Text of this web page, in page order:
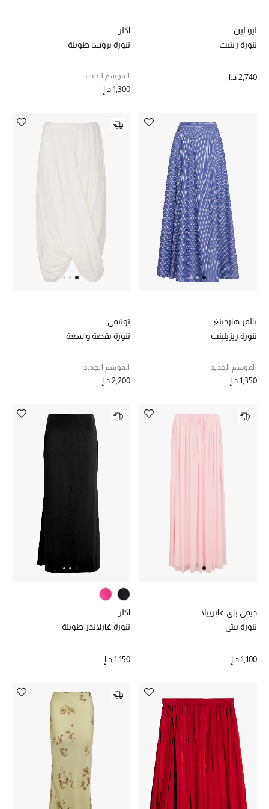
العناية الشخصية بالرجال
الأطفال
عرض جميع المنتجات
خصومات
عودة صغاركم للمدارس
ما وصل حديثاً
ركن أناقة المنتجعات
تشكيلة مستلزمات الأطفال
مستلزمات الأطفال الرضع
مستلزمات البنات (2 - 14 سنة)
تسوقوا التشكيلة
الهدايا
ما وصلنا حديثا
أبرز المصممين
غرفة الطعام
ليو لين
تنورة رينيت
2,740 د.إ
اكلر
تنورة بروسا طويلة
الموسم الجديد
1,300 د.إ
بالمر هاردينغ
تنورة ريزيلينت
الموسم الجديد
1,350 د.إ
توتيمي
تنورة بقصة واسعة
الموسم الجديد
2,200 د.إ
ديمي باي غابرييلا
تنورة بيتي
1,100 د.إ
اكلر
تنورة غارلاندز طويلة
1,150 د.إ